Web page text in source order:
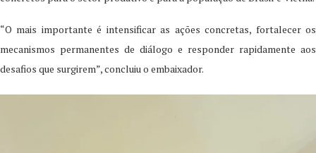
“O mais importante é intensificar as ações concretas, fortalecer os
mecanismos permanentes de diálogo e responder rapidamente aos
desafios que surgirem”, concluiu o embaixador.